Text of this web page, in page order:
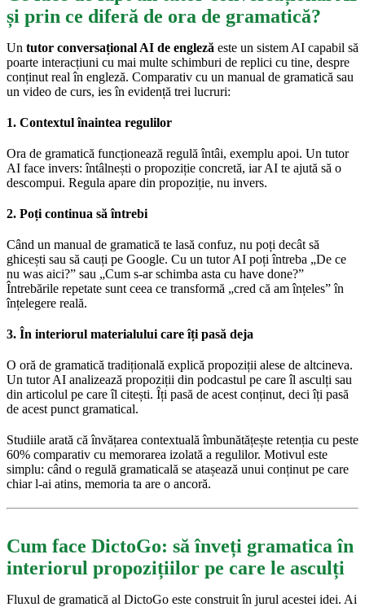
și prin ce diferă de ora de gramatică?
Un tutor conversațional AI de engleză este un sistem AI capabil să
poarte interacțiuni cu mai multe schimburi de replici cu tine, despre
conținut real în engleză. Comparativ cu un manual de gramatică sau
un video de curs, ies în evidență trei lucruri:
1. Contextul înaintea regulilor
Ora de gramatică funcționează regulă întâi, exemplu apoi. Un tutor
AI face invers: întâlnești o propoziție concretă, iar AI te ajută să o
descompui. Regula apare din propoziție, nu invers.
2. Poți continua să întrebi
Când un manual de gramatică te lasă confuz, nu poți decât să
ghicești sau să cauți pe Google. Cu un tutor AI poți întreba „De ce
nu was aici?” sau „Cum s-ar schimba asta cu have done?”
Întrebările repetate sunt ceea ce transformă „cred că am înțeles” în
înțelegere reală.
3. În interiorul materialului care îți pasă deja
O oră de gramatică tradițională explică propoziții alese de altcineva.
Un tutor AI analizează propoziții din podcastul pe care îl asculți sau
din articolul pe care îl citești. Îți pasă de acest conținut, deci îți pasă
de acest punct gramatical.
Studiile arată că învățarea contextuală îmbunătățește retenția cu peste
60% comparativ cu memorarea izolată a regulilor. Motivul este
simplu: când o regulă gramaticală se atașează unui conținut pe care
chiar l-ai atins, memoria ta are o ancoră.
Cum face DictoGo: să înveți gramatica în
interiorul propozițiilor pe care le asculți
Fluxul de gramatică al DictoGo este construit în jurul acestei idei. Ai